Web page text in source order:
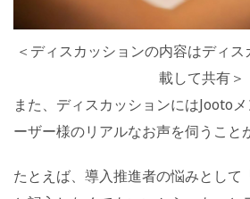
＜ディスカッションの内容はディ
載して共有＞
また、ディスカッションにはJooto
ーザー様のリアルなお声を伺うこと
たとえば、導入推進者の悩みとして